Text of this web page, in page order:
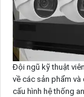
Đội ngũ kỹ thuật
về các sản phẩm
cấu hình hệ thống